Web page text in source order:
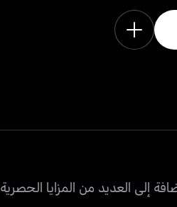
إلى العديد من المزايا الحصرية